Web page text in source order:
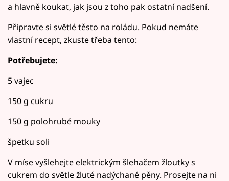
a hlavně koukat, jak jsou z toho pak ostatní nadšení.
Připravte si světlé těsto na roládu. Pokud nemáte
vlastní recept, zkuste třeba tento:
Potřebujete:
5 vajec
150 g cukru
150 g polohrubé mouky
špetku soli
V míse vyšlehejte elektrickým šlehačem žloutky s
cukrem do světle žluté nadýchané pěny. Prosejte na ni